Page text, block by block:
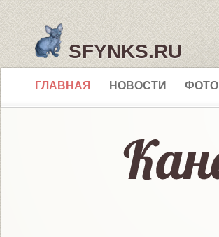
SFYNKS.RU
ГЛАВНАЯ НОВОСТИ ФОТО